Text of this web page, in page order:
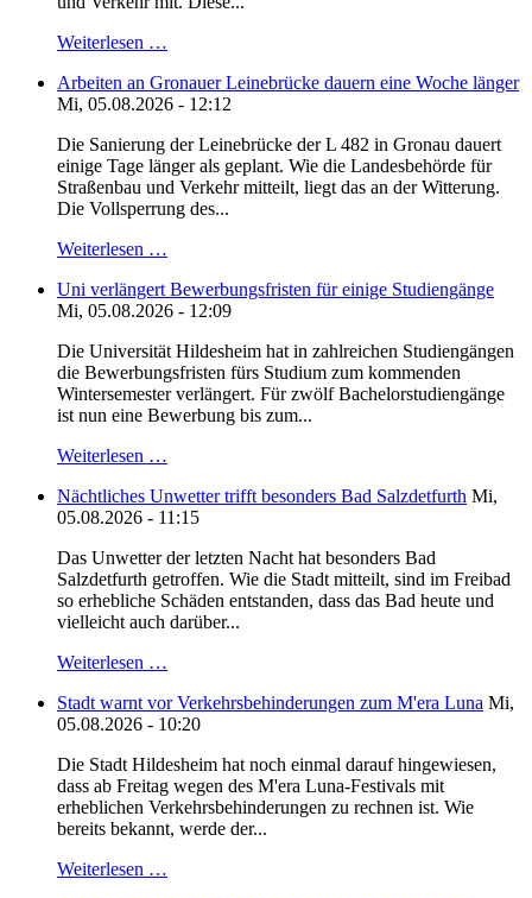
Weiterlesen …
Arbeiten an Gronauer Leinebrücke dauern eine Woche länger
Mi, 05.08.2026 - 12:12
Die Sanierung der Leinebrücke der L 482 in Gronau dauert
einige Tage länger als geplant. Wie die Landesbehörde für
Straßenbau und Verkehr mitteilt, liegt das an der Witterung.
Die Vollsperrung des...
Weiterlesen …
Uni verlängert Bewerbungsfristen für einige Studiengänge
Mi, 05.08.2026 - 12:09
Die Universität Hildesheim hat in zahlreichen Studiengängen
die Bewerbungsfristen fürs Studium zum kommenden
Wintersemester verlängert. Für zwölf Bachelorstudiengänge
ist nun eine Bewerbung bis zum...
Weiterlesen …
Nächtliches Unwetter trifft besonders Bad Salzdetfurth Mi,
05.08.2026 - 11:15
Das Unwetter der letzten Nacht hat besonders Bad
Salzdetfurth getroffen. Wie die Stadt mitteilt, sind im Freibad
so erhebliche Schäden entstanden, dass das Bad heute und
vielleicht auch darüber...
Weiterlesen …
Stadt warnt vor Verkehrsbehinderungen zum M'era Luna Mi,
05.08.2026 - 10:20
Die Stadt Hildesheim hat noch einmal darauf hingewiesen,
dass ab Freitag wegen des M'era Luna-Festivals mit
erheblichen Verkehrsbehinderungen zu rechnen ist. Wie
bereits bekannt, werde der...
Weiterlesen …